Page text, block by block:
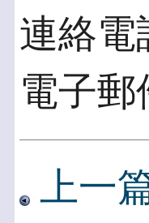
連絡電
電子郵
上一